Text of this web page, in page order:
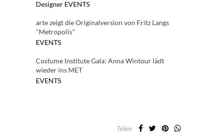
Designer EVENTS
arte zeigt die Originalversion von Fritz Langs
"Metropolis"
EVENTS
Costume Institute Gala: Anna Wintour lädt
wieder ins MET
EVENTS
Teilen